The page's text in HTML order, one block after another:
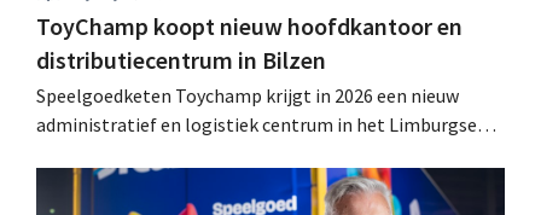
ToyChamp koopt nieuw hoofdkantoor en
distributiecentrum in Bilzen
Speelgoedketen Toychamp krijgt in 2026 een nieuw
administratief en logistiek centrum in het Limburgse
dubbel zo groot is als het huidige hoofdkantoor in Genk.